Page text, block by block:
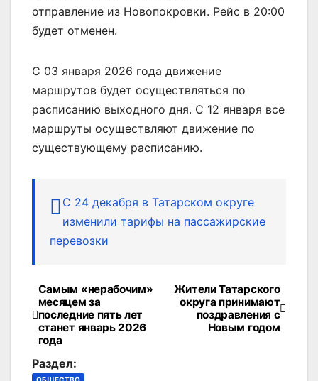
отправление из Новопокровки. Рейс в 20:00
будет отменен.
С 03 января 2026 года движение
маршрутов будет осуществляться по
расписанию выходного дня. С 12 января все
маршруты осуществляют движение по
существующему расписанию.
С 24 декабря в Татарском округе
изменили тарифы на пассажирские
перевозки
Навигация
по
записям
Жители Татарского
округа принимают
поздравления с
Новым годом
Самым «нерабочим»
месяцем за
последние пять лет
станет январь 2026
года
Раздел: